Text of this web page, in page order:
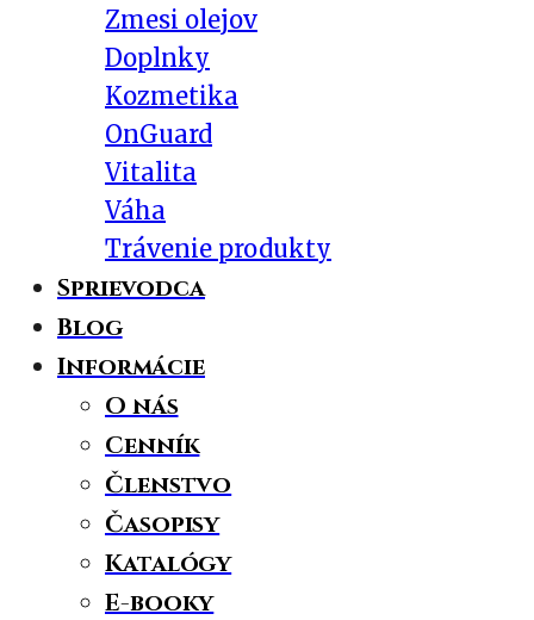
Zmesi olejov
Doplnky
Kozmetika
OnGuard
Vitalita
Váha
Trávenie produkty
Sprievodca
Blog
Informácie
O nás
Cenník
Členstvo
Časopisy
Katalógy
E-booky